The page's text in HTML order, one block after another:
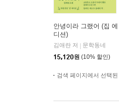
안녕이라 그랬어 (집 에
디션)
김애란 저
문학동네
15,120원 (10% 할인)
검색 페이지에서 선택